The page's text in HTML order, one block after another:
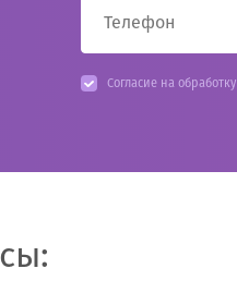
Согласие на обработку